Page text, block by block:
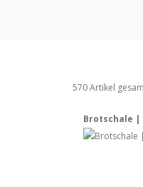
570 Artikel
Brotschale |